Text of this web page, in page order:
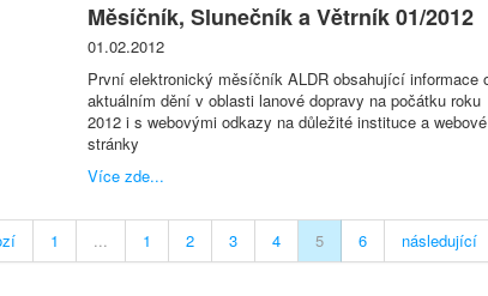
Měsíčník, Slunečník a Větrník 01/2012
01.02.2012
První elektronický měsíčník ALDR obsahující informace
aktuálním dění v oblasti lanové dopravy na počátku roku
2012 i s webovými odkazy na důležité instituce a webové
stránky
Více zde...
1 ... 1 2 3 4 5 6 následující